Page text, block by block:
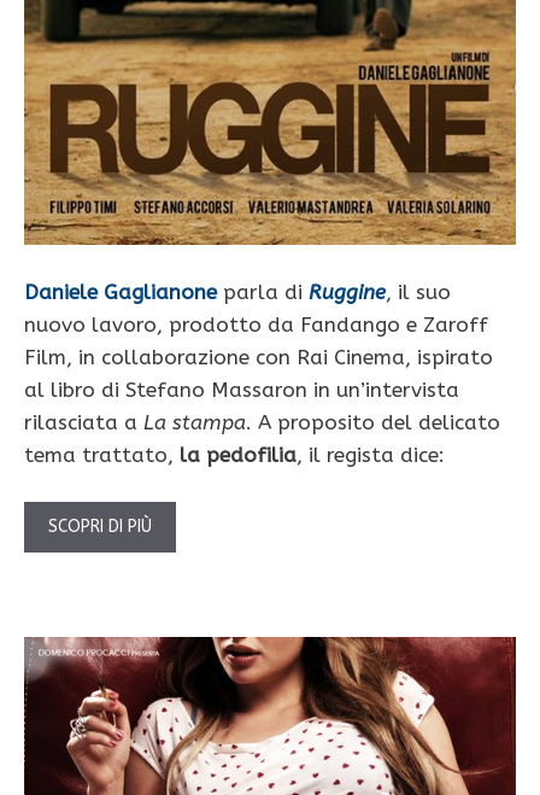
Daniele Gaglianoneparla di Ruggine, il suo
nuovo lavoro, prodotto da Fandango e Zaroff
Film, in collaborazione con Rai Cinema, ispirato
al libro di Stefano Massaron in un’intervista
rilasciata a La stampa. A proposito del delicato
tema trattato, la pedofilia, il regista dice:
SCOPRI DI PIÙ